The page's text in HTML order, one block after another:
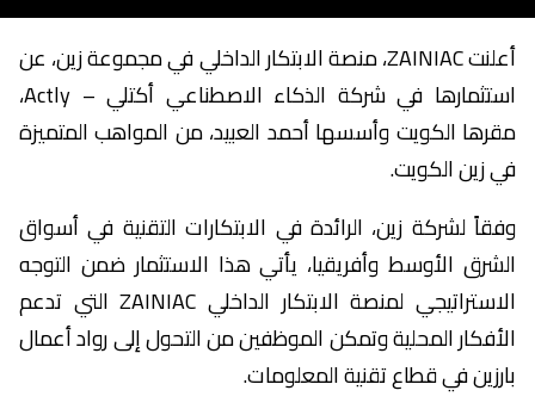
أعلنت ZAINIAC، منصة الابتكار الداخلي في مجموعة زين، عن
استثمارها في شركة الذكاء الاصطناعي أكتلي – Actly،
مقرها الكويت وأسسها أحمد العبيد، من المواهب المتميزة
في زين الكويت.
وفقاً لشركة زين، الرائدة في الابتكارات التقنية في أسواق
الشرق الأوسط وأفريقيا، يأتي هذا الاستثمار ضمن التوجه
الاستراتيجي لمنصة الابتكار الداخلي ZAINIAC التي تدعم
الأفكار المحلية وتمكن الموظفين من التحول إلى رواد أعمال
بارزين في قطاع تقنية المعلومات.